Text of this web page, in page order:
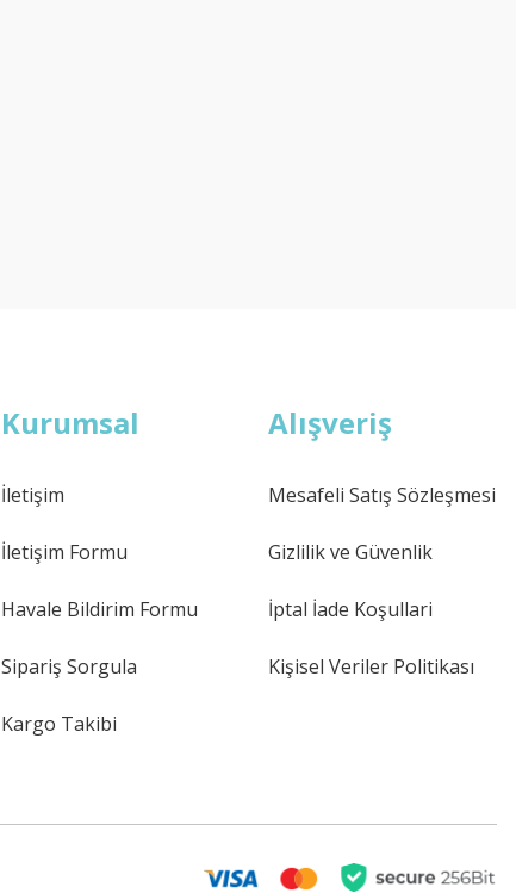
Kurumsal
İletişim
İletişim Formu
Havale Bildirim Formu
Sipariş Sorgula
Kargo Takibi
Alışveriş
Mesafeli Satış Sözleşmesi
Gizlilik ve Güvenlik
İptal İade Koşullari
Kişisel Veriler Politikası